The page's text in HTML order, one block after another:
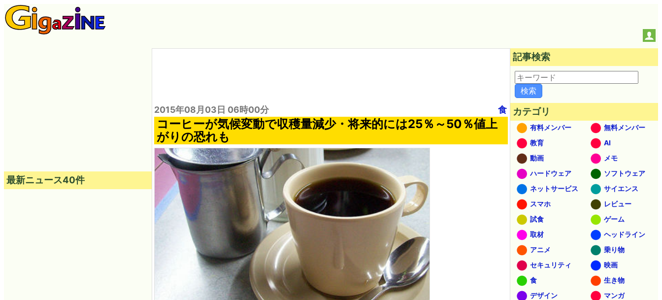
2015年08月03日 06時00分 食
コーヒーが気候変動で収穫量減少・将来的には25％～50％値上
がりの恐れも
最新ニュース40件
記事検索
カテゴリ
有料メンバー
無料メンバー
教育
AI
動画
メモ
ハードウェア
ソフトウェア
ネットサービス
サイエンス
スマホ
レビュー
試食
ゲーム
取材
ヘッドライン
アニメ
乗り物
セキュリティ
映画
食
生き物
デザイン
マンガ